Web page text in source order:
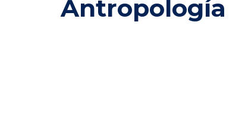
Antropología